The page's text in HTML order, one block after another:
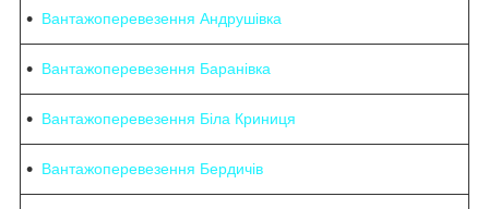
Вантажоперевезення Андрушівка
Вантажоперевезення Баранівка
Вантажоперевезення Біла Криниця
Вантажоперевезення Бердичів